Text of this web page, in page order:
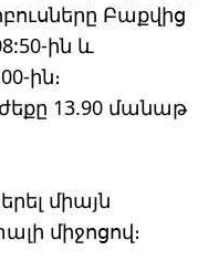
Բաքվից
ին և
ին։
13.90 մանաթ
միայն
միջոցով։